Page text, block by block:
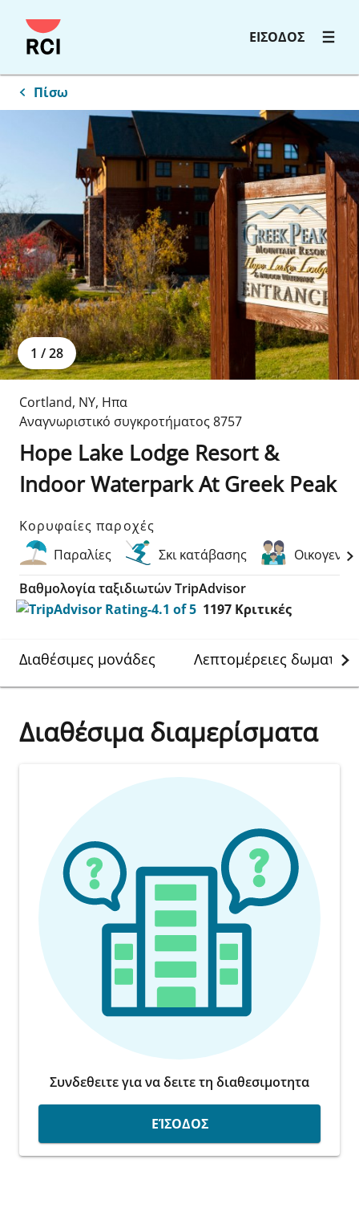
ΕΙΣΟΔΟΣ
Πίσω
1 /28
Cortland, NY, Ηπα
Αναγνωριστικό συγκροτήματος8757
Hope Lake Lodge Resort &
Indoor Waterpark At Greek Peak
Κορυφαίες παροχές
Παραλίες
Σκι κατάβασης
Βαθμολογία ταξιδιωτών TripAdvisor
1197 Κριτικές
Διαθέσιμες μονάδες Λεπτομέρειες δωματίου
Διαθέσιμα διαμερίσματα
Συνδεθειτε για να δειτε τη διαθεσιμοτητα
ΕΊΣΟΔΟΣ